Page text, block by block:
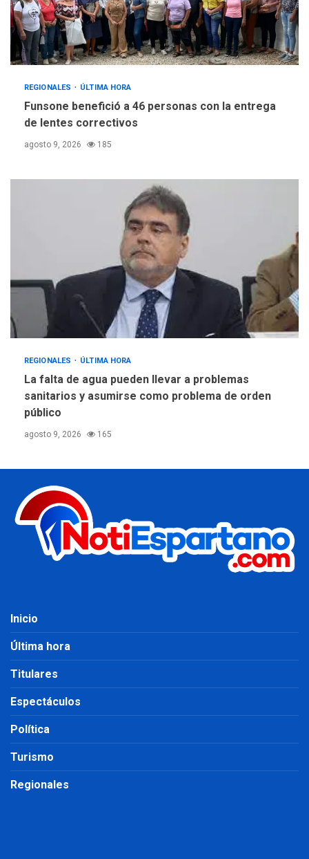
REGIONALES ÚLTIMA HORA
Funsone benefició a 46 personas con la entrega
de lentes correctivos
agosto 9, 2026 185
REGIONALES ÚLTIMA HORA
La falta de agua pueden llevar a problemas
sanitarios y asumirse como problema de orden
público
agosto 9, 2026 165
Inicio
Última hora
Titulares
Espectáculos
Política
Turismo
Regionales